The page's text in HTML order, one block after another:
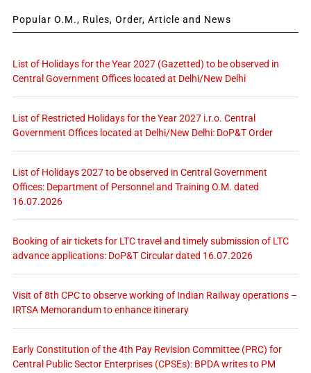
Popular O.M., Rules, Order, Article and News
List of Holidays for the Year 2027 (Gazetted) to be observed in
Central Government Offices located at Delhi/New Delhi
List of Restricted Holidays for the Year 2027 i.r.o. Central
Government Offices located at Delhi/New Delhi: DoP&T Order
List of Holidays 2027 to be observed in Central Government
Offices: Department of Personnel and Training O.M. dated
16.07.2026
Booking of air tickets for LTC travel and timely submission of LTC
advance applications: DoP&T Circular dated 16.07.2026
Visit of 8th CPC to observe working of Indian Railway operations –
IRTSA Memorandum to enhance itinerary
Early Constitution of the 4th Pay Revision Committee (PRC) for
Central Public Sector Enterprises (CPSEs): BPDA writes to PM